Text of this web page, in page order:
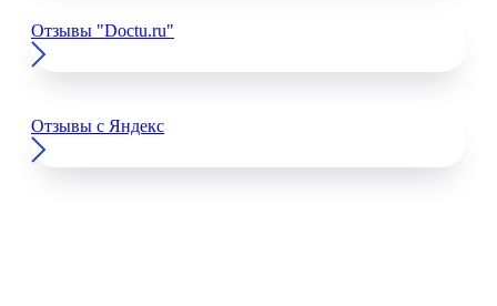
Отзывы "Doctu.ru"
Отзывы с Яндекс